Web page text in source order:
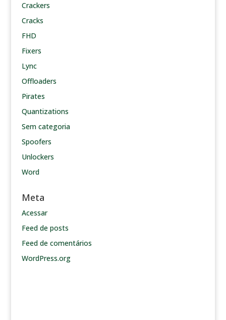
Crackers
Cracks
FHD
Fixers
Lync
Offloaders
Pirates
Quantizations
Sem categoria
Spoofers
Unlockers
Word
Meta
Acessar
Feed de posts
Feed de comentários
WordPress.org